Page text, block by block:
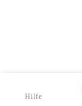
Hilfe